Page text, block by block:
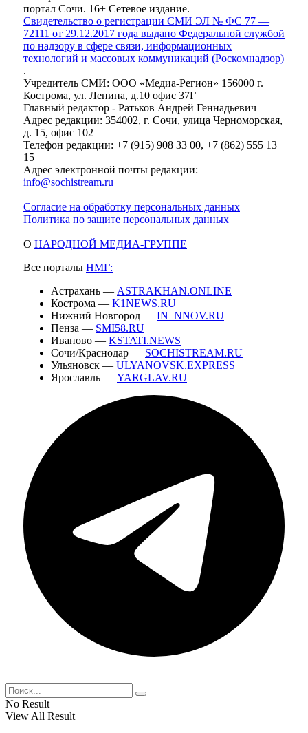
портал Сочи. 16+ Сетевое издание.
Свидетельство о регистрации СМИ ЭЛ № ФС 77 —
72111 от 29.12.2017 года выдано Федеральной службой
по надзору в сфере связи, информационных
технологий и массовых коммуникаций (Роскомнадзор)
.
Учредитель СМИ: ООО «Медиа-Регион» 156000 г.
Кострома, ул. Ленина, д.10 офис 37Г
Главный редактор - Ратьков Андрей Геннадьевич
Адрес редакции: 354002, г. Сочи, улица Черноморская,
д. 15, офис 102
Телефон редакции: +7 (915) 908 33 00, +7 (862) 555 13
15
Адрес электронной почты редакции:
info@sochistream.ru
Согласие на обработку персональных данных
Политика по защите персональных данных
О НАРОДНОЙ МЕДИА-ГРУППЕ
Все порталы НМГ:
Астрахань — ASTRAKHAN.ONLINE
Кострома — K1NEWS.RU
Нижний Новгород — IN_NNOV.RU
Пенза — SMI58.RU
Иваново — KSTATI.NEWS
Сочи/Краснодар — SOCHISTREAM.RU
Ульяновск — ULYANOVSK.EXPRESS
Ярославль — YARGLAV.RU
No Result
View All Result